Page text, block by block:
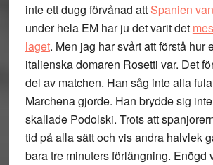
inte ett dugg förvånad att Spanien
under hela EM har ju det varit det
laget. Men jag har svårt att förstå hur
italienska domaren Rosetti var. Det
del av matchen. Han såg inte alla
Marchena gjorde. Han brydde sig
skallade Podolski. Trots att
tid på alla sätt och vis andra halvlek
bara tre minuters förlängning. Enögd